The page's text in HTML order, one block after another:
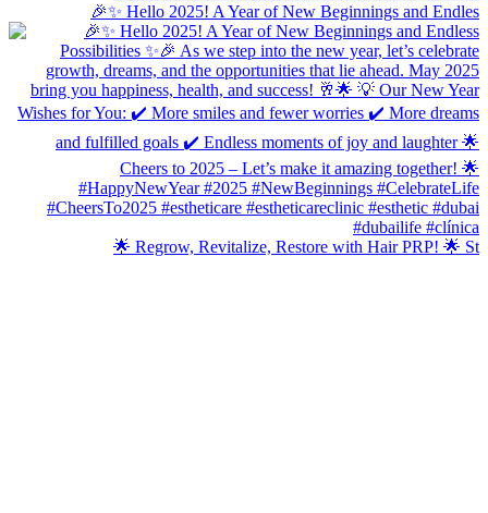
🎉✨ Hello 2025! A Year of New Beginnings and Endles
🌟 Regrow, Revitalize, Restore with Hair PRP! 🌟 St